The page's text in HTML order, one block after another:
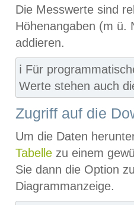
Die Messwerte sind
Höhenangaben (m ü.
addieren.
ℹ️ Für
Werte stehen auch
Zugriff auf die
Um die Daten
Tabelle zu einem
Sie dann die Option
Diagrammanzeige.